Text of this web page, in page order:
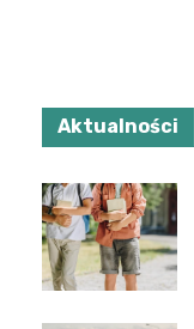
Aktualności